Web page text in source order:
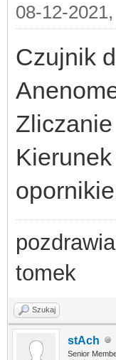
08-12-
Czujnik
tomek
Szukaj
stAch
Senior